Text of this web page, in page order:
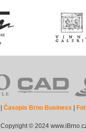
|Časopis Brno Business
Copyright © 2024